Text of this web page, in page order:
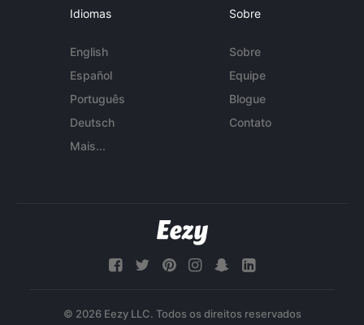
Idiomas
English
Español
Português
Deutsch
Mais...
Sobre
Sobre
Equipe
Blogue
Contato
© 2026 Eezy LLC. Todos os direitos reservados